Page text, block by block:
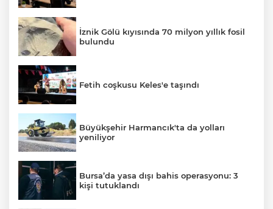
İznik Gölü kıyısında 70 milyon yıllık fosil
bulundu
Fetih coşkusu Keles'e taşındı
Büyükşehir Harmancık'ta da yolları
yeniliyor
Bursa’da yasa dışı bahis operasyonu: 3
kişi tutuklandı